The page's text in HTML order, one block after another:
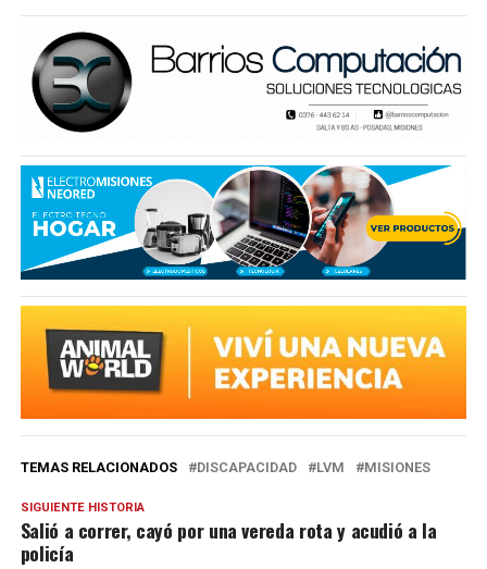
TEMAS RELACIONADOS DISCAPACIDAD LVM MISIONES
SIGUIENTE HISTORIA
Salió a correr, cayó por una vereda rota y acudió a la
policía